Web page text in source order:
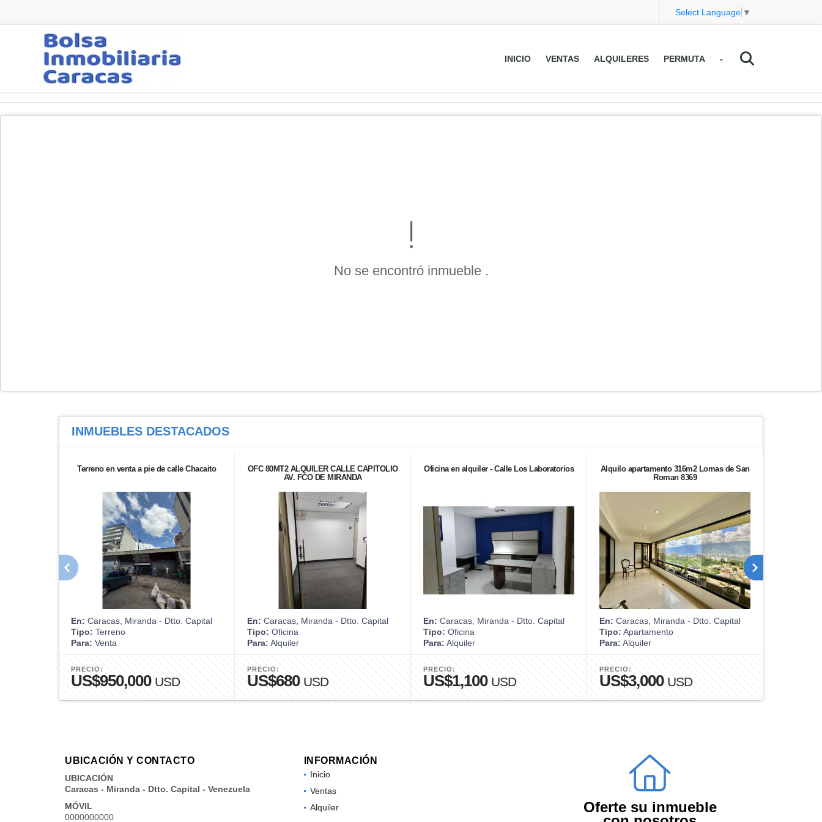
Select Language ▼
INICIO VENTAS ALQUILERES PERMUTA -
No se encontró inmueble .
INMUEBLES DESTACADOS
Terreno en venta a pie de calle Chacaito
En: Caracas, Miranda - Dtto. Capital
Tipo: Terreno
Para: Venta
PRECIO:
US$950,000 USD
OFC 80MT2 ALQUILER CALLE CAPITOLIO
AV. FCO DE MIRANDA
En: Caracas, Miranda - Dtto. Capital
Tipo: Oficina
Para: Alquiler
PRECIO:
US$680 USD
Oficina en alquiler - Calle Los Laboratorios
En: Caracas, Miranda - Dtto. Capital
Tipo: Oficina
Para: Alquiler
PRECIO:
US$1,100 USD
Alquilo apartamento 316m2 Lomas de San
Roman 8369
En: Caracas, Miranda - Dtto. Capital
Tipo: Apartamento
Para: Alquiler
PRECIO:
US$3,000 USD
UBICACIÓN Y CONTACTO
UBICACIÓN
Caracas - Miranda - Dtto. Capital - Venezuela
MÓVIL
0000000000
INFORMACIÓN
Inicio
Ventas
Alquiler
Oferte su inmueble